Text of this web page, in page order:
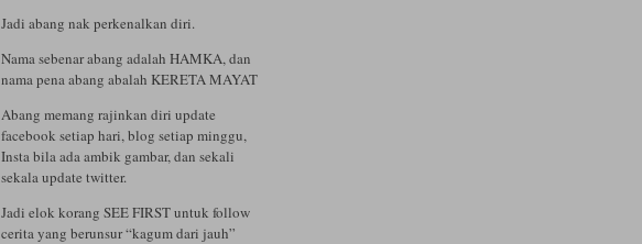
Jadi abang nak perkenalkan diri.
Nama sebenar abang adalah HAMKA, dan
nama pena abang abalah KERETA MAYAT
Abang memang rajinkan diri update
facebook setiap hari, blog setiap minggu,
Insta bila ada ambik gambar, dan sekali
sekala update twitter.
Jadi elok korang SEE FIRST untuk follow
cerita yang berunsur “kagum dari jauh”